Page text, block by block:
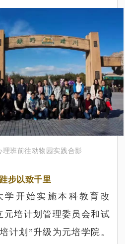
理班前往动物园实践合影
步以致千里
学开始实施本科教育改
元培计划管理委员会和试
计划 ”升级为元培学院。